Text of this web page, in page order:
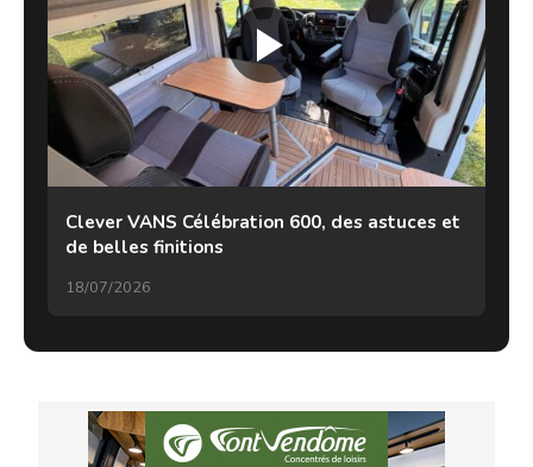
Clever VANS Célébration 600, des astuces et
de belles finitions
18/07/2026